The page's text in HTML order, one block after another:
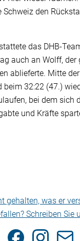
den
das DHB-
auch an Wolff, der
ablieferte. Mitte
beim 32:22 (47.)
bei dem sich
und Kräfte
gehalten, was er
Schreiben Sie